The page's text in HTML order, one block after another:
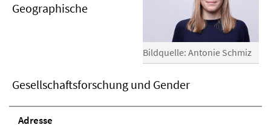
Bildquelle: Antonie Schmiz
Geographische
Gesellschaftsforschung und Gender
Adresse